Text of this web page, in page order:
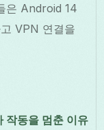
은 Android 14
VPN 연결을
동을 멈춘 이유